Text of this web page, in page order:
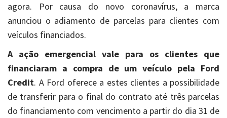
agora. Por causa do novo coronavírus, a marca
anunciou o adiamento de parcelas para clientes com
veículos financiados.
A ação emergencial vale para os clientes que
financiaram a compra de um veículo pela Ford
Credit. A Ford oferece a estes clientes a possibilidade
de transferir para o final do contrato até três parcelas
do financiamento com vencimento a partir do dia 31 de